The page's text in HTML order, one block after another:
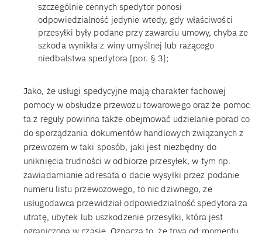
szczególnie cennych spedytor ponosi
odpowiedzialność jedynie wtedy, gdy właściwości
przesyłki były podane przy zawarciu umowy, chyba że
szkoda wynikła z winy umyślnej lub rażącego
niedbalstwa spedytora [por. § 3];
Jako, że usługi spedycyjne mają charakter fachowej
pomocy w obsłudze przewozu towarowego oraz że pomoc
ta z reguły powinna także obejmować udzielanie porad co
do sporządzania dokumentów handlowych związanych z
przewozem w taki sposób, jaki jest niezbędny do
uniknięcia trudności w odbiorze przesyłek, w tym np.
zawiadamianie adresata o dacie wysyłki przez podanie
numeru listu przewozowego, to nic dziwnego, ze
usługodawca przewidział odpowiedzialność spedytora za
utratę, ubytek lub uszkodzenie przesyłki, która jest